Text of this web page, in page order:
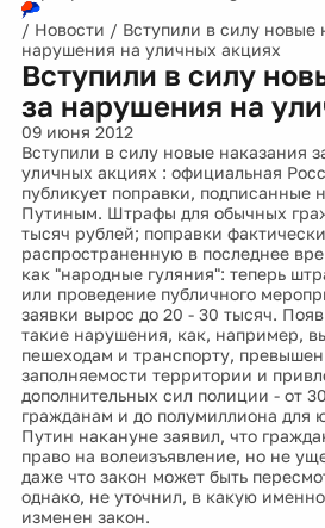
/ Новости / Вступили в силу новые
нарушения на уличных акциях
Вступили в силу
за нарушения на
09 июня 2012
Вступили в силу новые наказания
уличных акциях : официальная
публикует поправки, подписанные
Путиным. Штрафы для обычных
тысяч рублей; поправки
распространенную в последнее
как "народные гуляния": теперь
или проведение публичного
заявки вырос до 20 - 30 тысяч.
такие нарушения, как, например,
пешеходам и транспорту,
заполняемости территории и
дополнительных сил полиции - от
гражданам и до полумиллиона для
Путин накануне заявил, что
право на волеизъявление, но не
даже что закон может быть
однако, не уточнил, в какую
изменен закон.